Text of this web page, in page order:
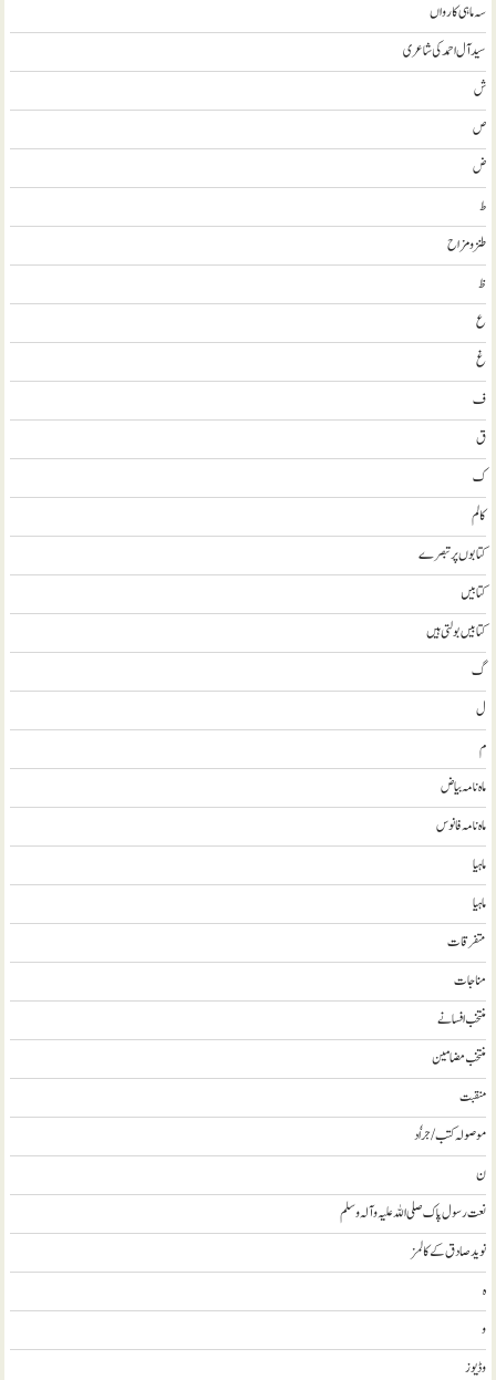
سہ ماہی کارواں
سيد آل احمد کی شاعری
ش
ص
ض
ط
طنز و مزاح
ظ
ع
غ
ف
ق
ک
کالم
کتابوں پر تبصرے
کتابيں
کتابیں بولتی ہیں
گ
ل
م
ماہ نامہ بیاض
ماہ نامہ فانوس
ماہیا
ماہیا
متفرقات
مناجات
منتخب افسانے
منتخب مضامين
منقبت
موصولہ کتب / جراٗد
ن
نعت رسول پاک صلی اللہ علیہ و آلہ وسلم
نويد صادق کے کالمز
ہ
و
وڈيوز